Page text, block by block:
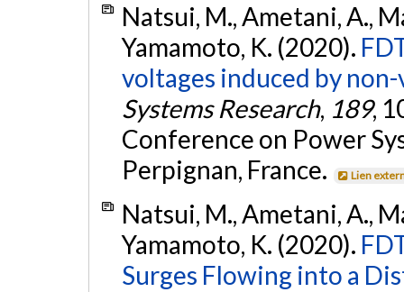
Natsui, M., Ametani, A.,
Yamamoto, K. (2020).
voltages induced by
Systems Research, 189,
Conference on Power
Perpignan, France.
Lien
Natsui, M., Ametani, A.,
Yamamoto, K. (2020).
Surges Flowing into a